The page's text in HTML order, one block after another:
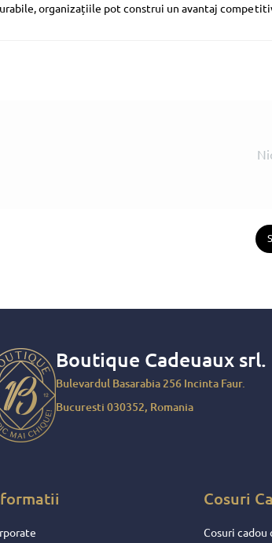
organizațiile pot construi un avantaj
Boutique Cadeuaux srl.
Bulevardul Basarabia 256 Incinta Faur.
Bucuresti 030352, Romania
Cosuri
Cosuri cadou